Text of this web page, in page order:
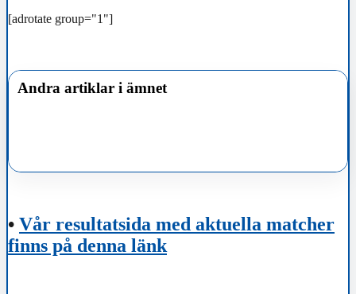
[adrotate group="1"]
Andra artiklar i ämnet
• Vår resultatsida med aktuella matcher
finns på denna länk